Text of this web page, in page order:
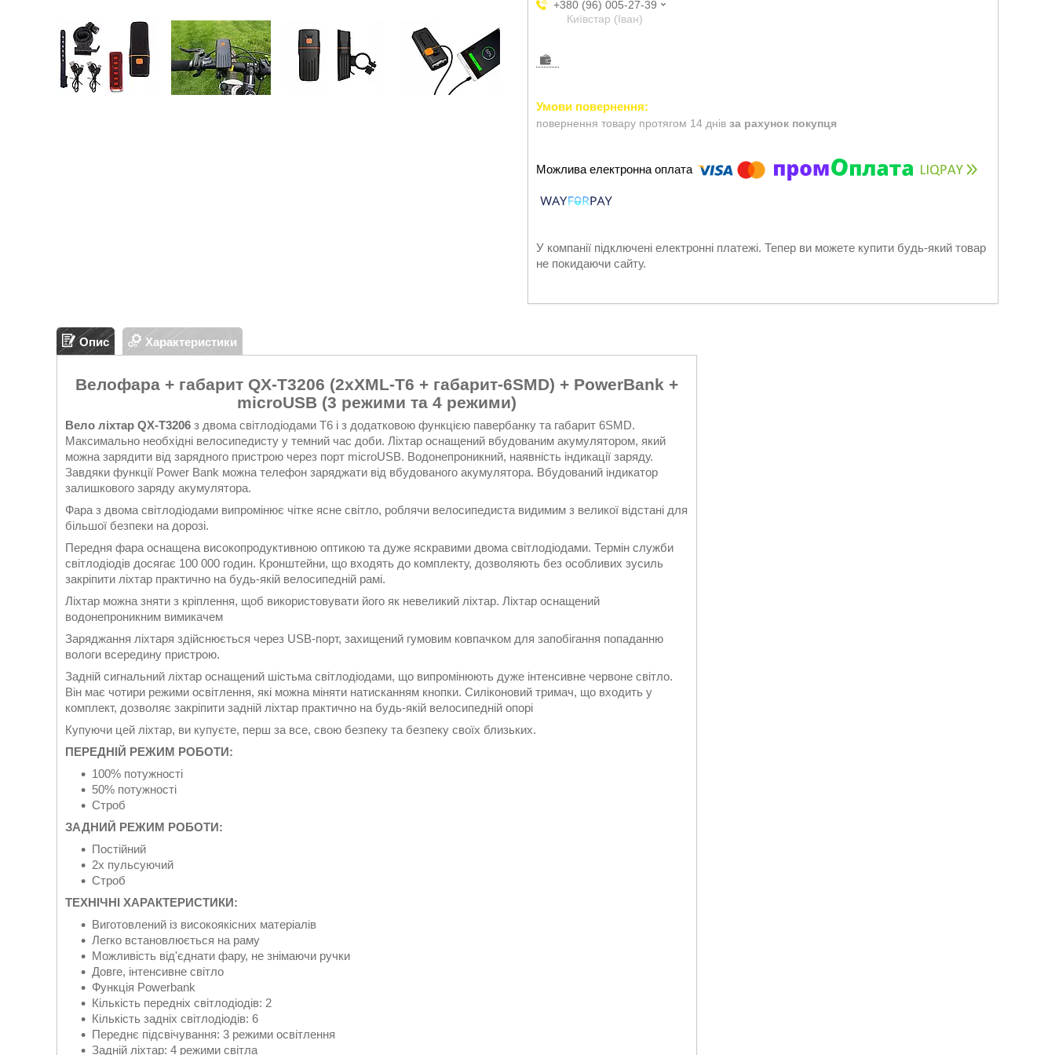
+380 (96) 005-27-39
Київстар (Іван)
повернення товару протягом 14 днів за рахунок покупця
У компанії підключені електронні платежі. Тепер ви можете купити будь-який товар
не покидаючи сайту.
Опис Характеристики
Велофара + габарит QX-T3206 (2xXML-T6 + габарит-6SMD) + PowerBank +
microUSB (3 режими та 4 режими)
Вело ліхтар QX-T3206 з двома світлодіодами Т6 і з додатковою функцією павербанку та габарит 6SMD.
Максимально необхідні велосипедисту у темний час доби. Ліхтар оснащений вбудованим акумулятором, який
можна зарядити від зарядного пристрою через порт microUSB. Водонепроникний, наявність індикації заряду.
Завдяки функції Power Bank можна телефон заряджати від вбудованого акумулятора. Вбудований індикатор
залишкового заряду акумулятора.
Фара з двома світлодіодами випромінює чітке ясне світло, роблячи велосипедиста видимим з великої відстані для
більшої безпеки на дорозі.
Передня фара оснащена високопродуктивною оптикою та дуже яскравими двома світлодіодами. Термін служби
світлодіодів досягає 100 000 годин. Кронштейни, що входять до комплекту, дозволяють без особливих зусиль
закріпити ліхтар практично на будь-якій велосипедній рамі.
Ліхтар можна зняти з кріплення, щоб використовувати його як невеликий ліхтар. Ліхтар оснащений
водонепроникним вимикачем
Заряджання ліхтаря здійснюється через USB-порт, захищений гумовим ковпачком для запобігання попаданню
вологи всередину пристрою.
Задній сигнальний ліхтар оснащений шістьма світлодіодами, що випромінюють дуже інтенсивне червоне світло.
Він має чотири режими освітлення, які можна міняти натисканням кнопки. Силіконовий тримач, що входить у
комплект, дозволяє закріпити задній ліхтар практично на будь-якій велосипедній опорі
Купуючи цей ліхтар, ви купуєте, перш за все, свою безпеку та безпеку своїх близьких.
ПЕРЕДНІЙ РЕЖИМ РОБОТИ:
100% потужності
50% потужності
Строб
ЗАДНИЙ РЕЖИМ РОБОТИ:
Постійний
2x пульсуючий
Строб
ТЕХНІЧНІ ХАРАКТЕРИСТИКИ:
Виготовлений із високоякісних матеріалів
Легко встановлюється на раму
Можливість від'єднати фару, не знімаючи ручки
Довге, інтенсивне світло
Функція Powerbank
Кількість передніх світлодіодів: 2
Кількість задніх світлодіодів: 6
Переднє підсвічування: 3 режими освітлення
Задній ліхтар: 4 режими світла